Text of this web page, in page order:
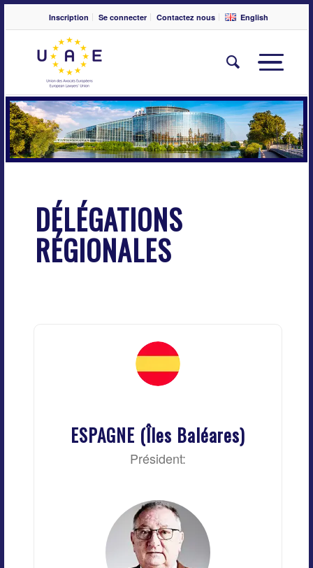
Inscription Se connecter Contactez nous English
DÉLÉGATIONS
RÉGIONALES
ESPAGNE (Îles Baléares)
Président: